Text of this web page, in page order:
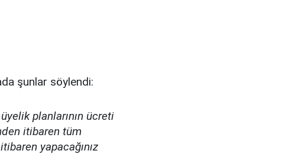
şunlar söylendi:
planlarının ücreti
itibaren tüm
yapacağınız